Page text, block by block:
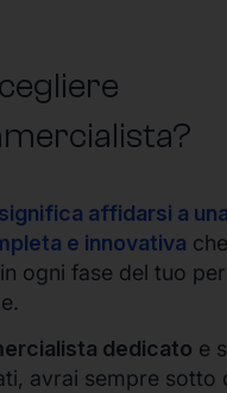
significa affidarsi a una
e innovativa
ogni fase del tuo
dedicato e
avrai sempre sotto